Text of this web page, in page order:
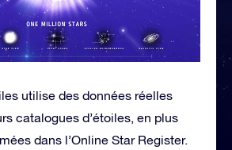
utilise des données réelles
catalogues d’étoiles, en plus
dans l’Online Star Register.